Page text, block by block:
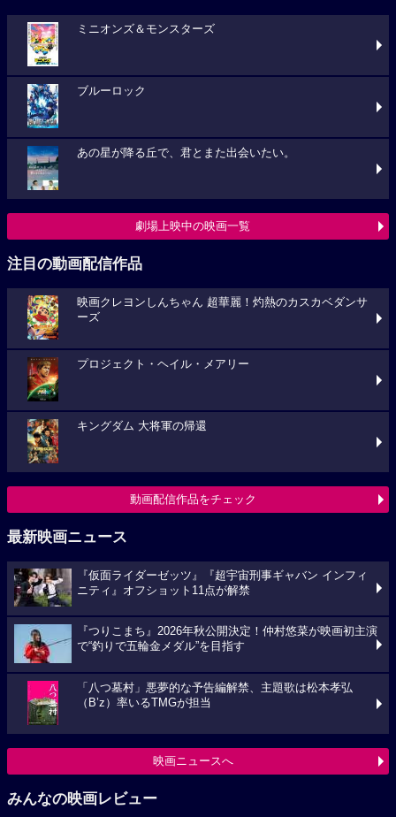
ミニオンズ＆モンスターズ
ブルーロック
あの星が降る丘で、君とまた出会いたい。
劇場上映中の映画一覧
注目の動画配信作品
映画クレヨンしんちゃん 超華麗！灼熱のカスカベダンサ
ーズ
プロジェクト・ヘイル・メアリー
キングダム 大将軍の帰還
動画配信作品をチェック
最新映画ニュース
『仮面ライダーゼッツ』『超宇宙刑事ギャバン インフィ
ニティ』オフショット11点が解禁
『つりこまち』2026年秋公開決定！仲村悠菜が映画初主演
で“釣りで五輪金メダル”を目指す
「八つ墓村」悪夢的な予告編解禁、主題歌は松本孝弘
（B’z）率いるTMGが担当
映画ニュースへ
みんなの映画レビュー